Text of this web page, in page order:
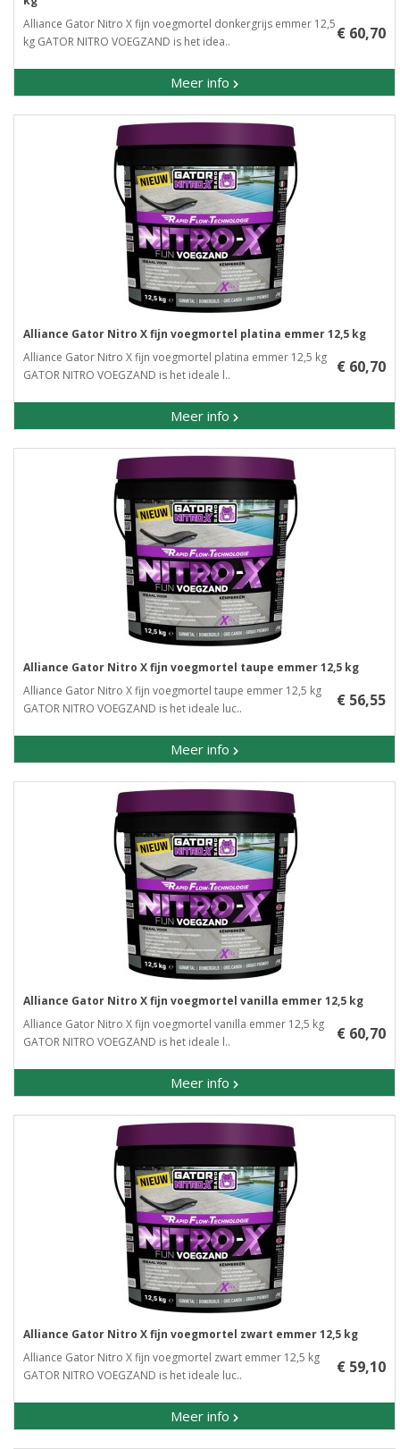
Alliance Gator Nitro X fijn voegmortel donkergrijs emmer 12,5
kg GATOR NITRO VOEGZAND is het idea..
Meer info
€ 60,70
Alliance Gator Nitro X fijn voegmortel platina emmer 12,5 kg
Alliance Gator Nitro X fijn voegmortel platina emmer 12,5 kg
GATOR NITRO VOEGZAND is het ideale l..
Meer info
€ 60,70
Alliance Gator Nitro X fijn voegmortel taupe emmer 12,5 kg
Alliance Gator Nitro X fijn voegmortel taupe emmer 12,5 kg
GATOR NITRO VOEGZAND is het ideale luc..
Meer info
€ 56,55
Alliance Gator Nitro X fijn voegmortel vanilla emmer 12,5 kg
Alliance Gator Nitro X fijn voegmortel vanilla emmer 12,5 kg
GATOR NITRO VOEGZAND is het ideale l..
Meer info
€ 60,70
Alliance Gator Nitro X fijn voegmortel zwart emmer 12,5 kg
Alliance Gator Nitro X fijn voegmortel zwart emmer 12,5 kg
GATOR NITRO VOEGZAND is het ideale luc..
Meer info
€ 59,10